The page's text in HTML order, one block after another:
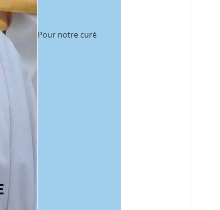
Pour notre curé